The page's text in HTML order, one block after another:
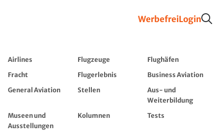
WerbefreiLogin
Airlines Flugzeuge
Flughäfen
Fracht
Flugerlebnis
Business Aviation
General Aviation
Stellen
Aus- und
Weiterbildung
Museen und
Ausstellungen
Kolumnen Tests